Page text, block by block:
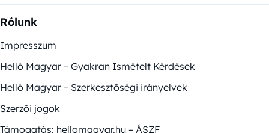
Rólunk
Impresszum
Helló Magyar – Gyakran Ismételt Kérdések
Helló Magyar – Szerkesztőségi irányelvek
Szerzői jogok
Támogatás: hellomagyar.hu – ÁSZF